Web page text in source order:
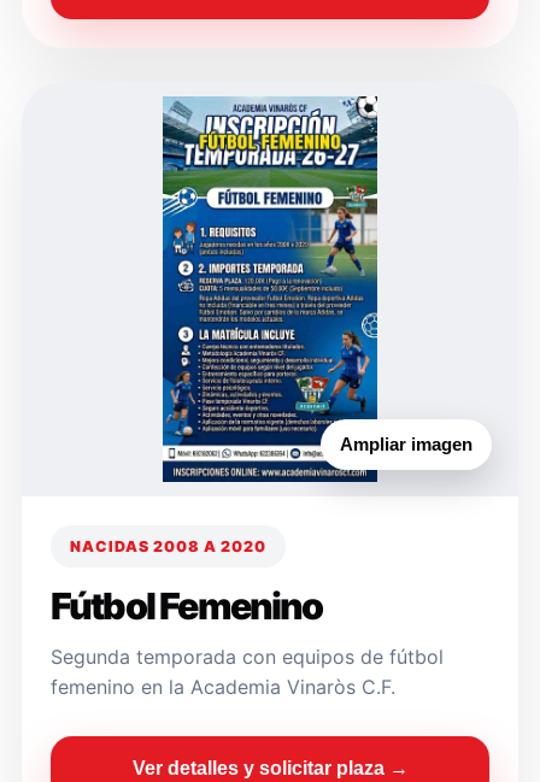
Ampliar imagen
NACIDAS 2008 A 2020
Fútbol Femenino
Segunda temporada con equipos de fútbol
femenino en la Academia Vinaròs C.F.
Ver detalles y solicitar plaza →